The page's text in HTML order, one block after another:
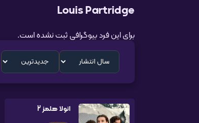
Louis Partridge
برای این فرد بیوگرافی ثبت نشده است.
انولا هلمز 2